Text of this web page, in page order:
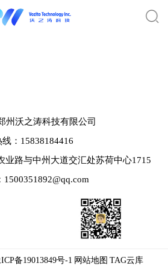
州沃之涛科技有限公司
线：15838184416
业路与中州大道交汇处苏荷中心1715
1500351892@qq.com
备19013849号-1 网站地图 TAG云库